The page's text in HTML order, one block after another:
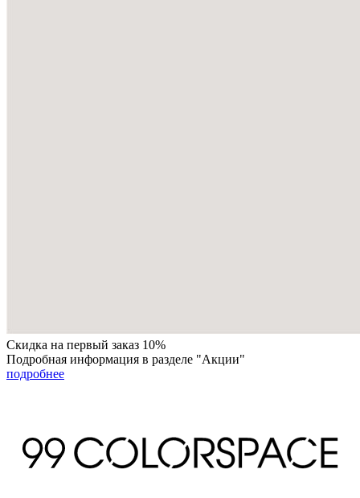
Скидка на первый заказ 10%
Подробная информация в разделе "Акции"
подробнее